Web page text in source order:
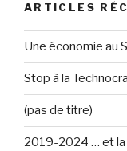
ARTICLES
Une économie au
Stop à la
(pas de titre)
2019-2024 … et la